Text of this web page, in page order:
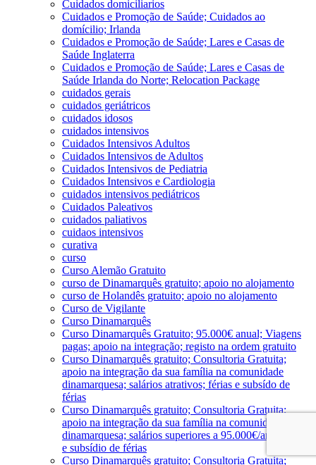
Cuidados domiciliarios
Cuidados e Promoção de Saúde; Cuidados ao
domícilio; Irlanda
Cuidados e Promoção de Saúde; Lares e Casas de
Saúde Inglaterra
Cuidados e Promoção de Saúde; Lares e Casas de
Saúde Irlanda do Norte; Relocation Package
cuidados gerais
cuidados geriátricos
cuidados idosos
cuidados intensivos
Cuidados Intensivos Adultos
Cuidados Intensivos de Adultos
Cuidados Intensivos de Pediatria
Cuidados Intensivos e Cardiologia
cuidados intensivos pediátricos
Cuidados Paleativos
cuidados paliativos
cuidaos intensivos
curativa
curso
Curso Alemão Gratuito
curso de Dinamarquês gratuito; apoio no alojamento
curso de Holandês gratuito; apoio no alojamento
Curso de Vigilante
Curso Dinamarquês
Curso Dinamarquês Gratuito; 95.000€ anual; Viagens
pagas; apoio na integração; registo na ordem gratuito
Curso Dinamarquês gratuito; Consultoria Gratuita;
apoio na integração da sua família na comunidade
dinamarquesa; salários atrativos; férias e subsído de
férias
Curso Dinamarquês gratuito; Consultoria Gratuita;
apoio na integração da sua família na comunidade
dinamarquesa; salários superiores a 95.000€/ano; férias
e subsídio de férias
Curso Dinamarquês gratuito; Consultoria Gratuita;